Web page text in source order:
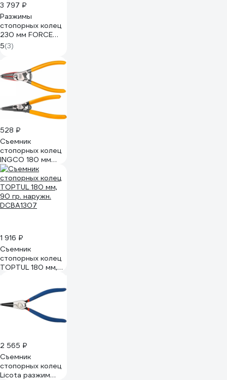
3 797 ₽
Разжимы
стопорных колец
230 мм FORCE
60909ABO
5(3)
528 ₽
Съемник
стопорных колец
INGCO 180 мм
прямые внешние
INDUSTRIAL
HCCP261801
1 916 ₽
Съемник
стопорных колец
TOPTUL 180 мм,
2 565 ₽
Съемник
стопорных колец
Licota разжим